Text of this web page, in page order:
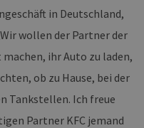
in Deutschland,
wollen der Partner der
ihr Auto zu laden,
ob zu Hause, bei der
Tankstellen. Ich freue
Partner KFC jemand